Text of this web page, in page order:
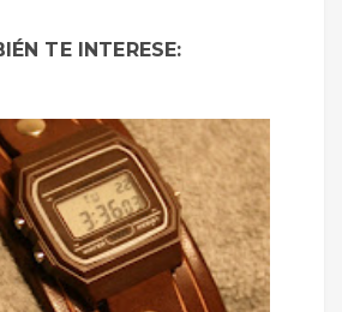
TE INTERESE: